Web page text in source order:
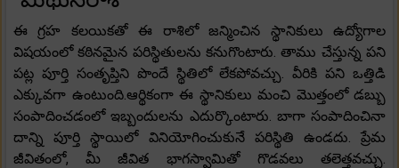
ఈ గ్రహ కలయికతో ఈ రాశిలో జన్మించిన స్థానికులు ఉద్యోగాల
విషయంలో కఠినమైన పరిస్థితులను కనుగొంటారు. తాము చేస్తున్న పని
పట్ల పూర్తి సంతృప్తిని పొందే స్థితిలో లేకపోవచ్చు. వీరికి పని ఒత్తిడి
ఎక్కువగా ఉంటుంది.ఆర్థికంగా ఈ స్థానికులు మంచి మొత్తంలో డబ్బు
సంపాదించడంలో ఇబ్బందులను ఎదుర్కొంటారు. బాగా సంపాదించినా
దాన్ని పూర్తి స్థాయిలో వినియోగించుకునే పరిస్థితి ఉండదు. ప్రేమ
జీవితంలో, మీ జీవిత భాగస్వామితో గొడవలు తలెత్తవచ్చు.